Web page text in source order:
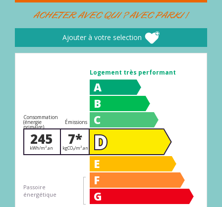
ACHETER AVEC QUI ? AVEC PARKI !
Ajouter à votre selection
Logement très performant
A
B
C
Consommation
(énergie
primaire)
245
kWh/m².an
Émissions
7*
kgCO₂/m².an D
E
F
G
Passoire
énergétique